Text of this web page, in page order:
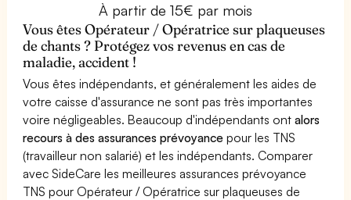
À partir de 15€ par mois
Vous êtes Opérateur / Opératrice sur plaqueuses
de chants ? Protégez vos revenus en cas de
maladie, accident !
Vous êtes indépendants, et généralement les aides de
votre caisse d'assurance ne sont pas très importantes
voire négligeables. Beaucoup d'indépendants ontalors
recours à des assurances prévoyance pour les TNS
(travailleur non salarié) et les indépendants. Comparer
avec SideCare les meilleures assurances prévoyance
TNS pour Opérateur / Opératrice sur plaqueuses de